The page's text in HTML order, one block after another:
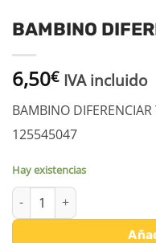
BAMBINO
6,50€ IVA incluido
BAMBINO
125545047
Hay existencias
BAMBINO DIFERENCIAR